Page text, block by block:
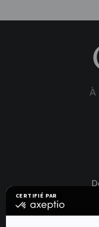
CERTIFIÉ PAR
certifié
À